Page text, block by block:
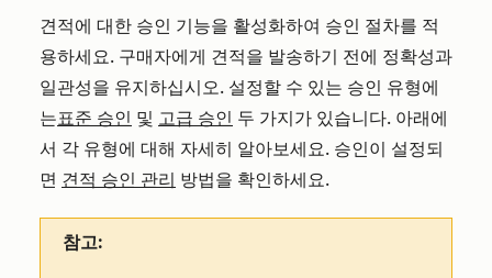
견적에 대한 승인 기능을 활성화하여 승인 절차를 적
용하세요. 구매자에게 견적을 발송하기 전에 정확성과
일관성을 유지하십시오. 설정할 수 있는 승인 유형에
는표준 승인 및 고급 승인 두 가지가 있습니다. 아래에
서 각 유형에 대해 자세히 알아보세요. 승인이 설정되
면 견적 승인 관리 방법을 확인하세요.
참고: